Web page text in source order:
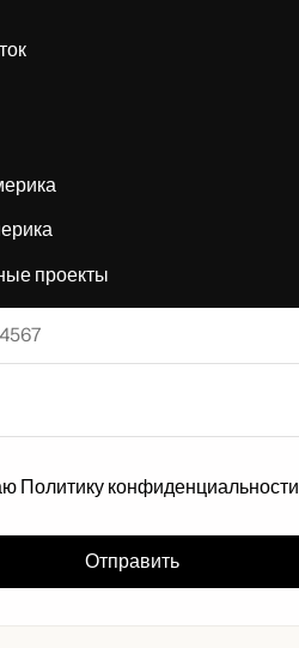
проекты
Политику конфиденциальности